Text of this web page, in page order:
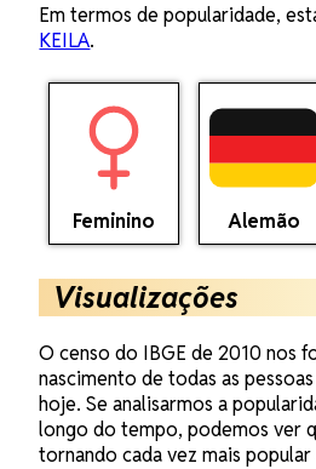
Em termos de popularidade,
KEILA.
Feminino Alemão
Visualizações
O censo do IBGE de 2010 nos
nascimento de todas as
hoje. Se analisarmos a
longo do tempo, podemos ver
tornando cada vez mais